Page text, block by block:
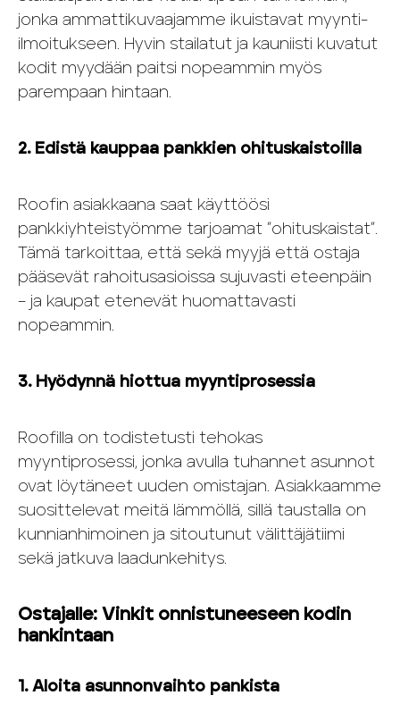
jonka ammattikuvaajamme ikuistavat myynti-
ilmoitukseen. Hyvin stailatut ja kauniisti kuvatut
kodit myydään paitsi nopeammin myös
parempaan hintaan.
2. Edistä kauppaa pankkien ohituskaistoilla
Roofin asiakkaana saat käyttöösi
pankkiyhteistyömme tarjoamat ”ohituskaistat”.
Tämä tarkoittaa, että sekä myyjä että ostaja
pääsevät rahoitusasioissa sujuvasti eteenpäin
– ja kaupat etenevät huomattavasti
nopeammin.
3. Hyödynnä hiottua myyntiprosessia
Roofilla on todistetusti tehokas
myyntiprosessi, jonka avulla tuhannet asunnot
ovat löytäneet uuden omistajan. Asiakkaamme
suosittelevat meitä lämmöllä, sillä taustalla on
kunnianhimoinen ja sitoutunut välittäjätiimi
sekä jatkuva laadunkehitys.
Ostajalle: Vinkit onnistuneeseen kodin
hankintaan
1. Aloita asunnonvaihto pankista